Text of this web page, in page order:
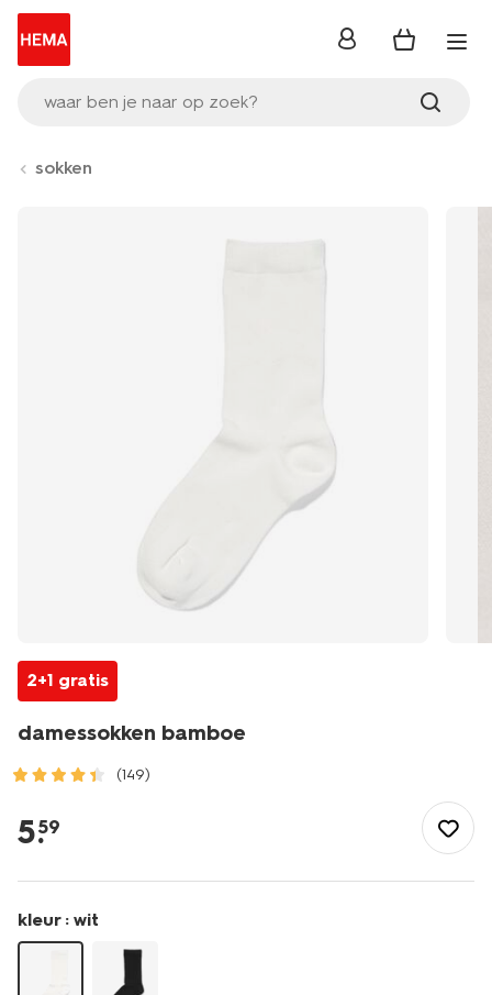
waar ben je naar op zoek?
inloggen
sokken
2+1 gratis
damessokken bamboe
(149)
bamboe-
-4270527.html
5.
59
kleur : wit